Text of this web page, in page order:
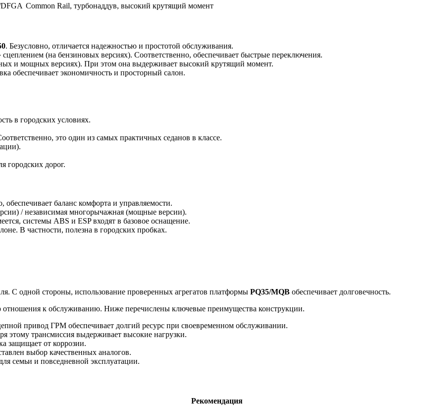
Common Rail, турбонаддув, высокий крутящий момент
. Безусловно, отличается надежностью и простотой обслуживания.
сцеплением (на бензиновых версиях). Соответственно, обеспечивает быстрые переключения.
и мощных версиях). При этом она выдерживает высокий крутящий момент.
обеспечивает экономичность и просторный салон.
в городских условиях.
это один из самых практичных седанов в классе.
городских дорог.
обеспечивает баланс комфорта и управляемости.
/ независимая многорычажная (мощные версии).
системы ABS и ESP входят в базовое оснащение.
В частности, полезна в городских пробках.
С одной стороны, использование проверенных агрегатов платформы PQ35/MQB обеспечивает долговечность.
отношения к обслуживанию. Ниже перечислены ключевые преимущества конструкции.
привод ГРМ обеспечивает долгий ресурс при своевременном обслуживании.
этому трансмиссия выдерживает высокие нагрузки.
защищает от коррозии.
выбор качественных аналогов.
семьи и повседневной эксплуатации.
Рекомендация